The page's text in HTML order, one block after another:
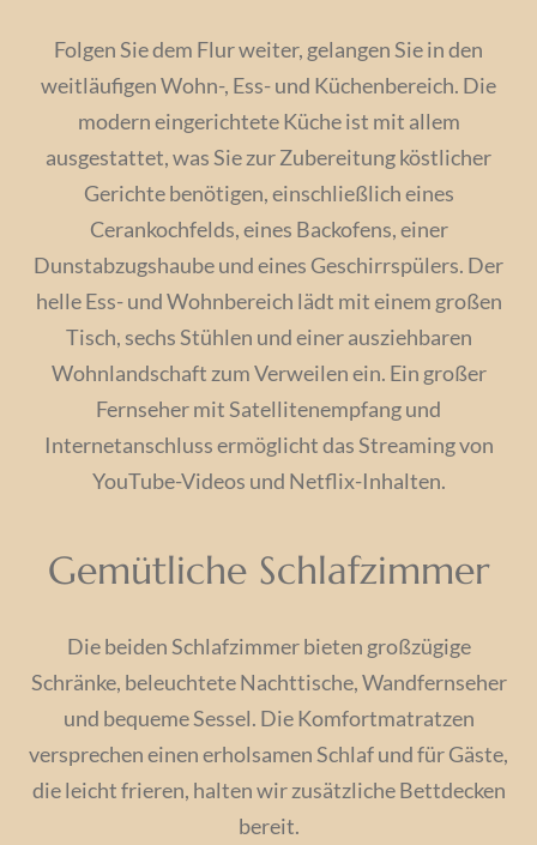
Folgen Sie dem Flur weiter, gelangen Sie in den
weitläufigen Wohn-, Ess- und Küchenbereich. Die
modern eingerichtete Küche ist mit allem
ausgestattet, was Sie zur Zubereitung köstlicher
Gerichte benötigen, einschließlich eines
Cerankochfelds, eines Backofens, einer
Dunstabzugshaube und eines Geschirrspülers. Der
helle Ess- und Wohnbereich lädt mit einem großen
Tisch, sechs Stühlen und einer ausziehbaren
Wohnlandschaft zum Verweilen ein. Ein großer
Fernseher mit Satellitenempfang und
Internetanschluss ermöglicht das Streaming von
YouTube-Videos und Netflix-Inhalten.
Gemütliche Schlafzimmer
Die beiden Schlafzimmer bieten großzügige
Schränke, beleuchtete Nachttische, Wandfernseher
und bequeme Sessel. Die Komfortmatratzen
versprechen einen erholsamen Schlaf und für Gäste,
die leicht frieren, halten wir zusätzliche Bettdecken
bereit.